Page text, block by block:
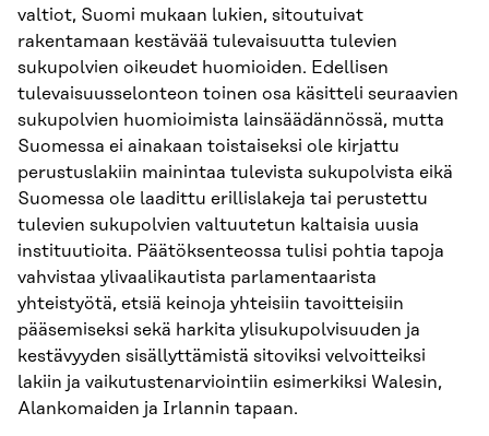
valtiot, Suomi mukaan lukien, sitoutuivat
rakentamaan kestävää tulevaisuutta tulevien
sukupolvien oikeudet huomioiden. Edellisen
tulevaisuusselonteon toinen osa käsitteli seuraavien
sukupolvien huomioimista lainsäädännössä, mutta
Suomessa ei ainakaan toistaiseksi ole kirjattu
perustuslakiin mainintaa tulevista sukupolvista eikä
Suomessa ole laadittu erillislakeja tai perustettu
tulevien sukupolvien valtuutetun kaltaisia uusia
instituutioita. Päätöksenteossa tulisi pohtia tapoja
vahvistaa ylivaalikautista parlamentaarista
yhteistyötä, etsiä keinoja yhteisiin tavoitteisiin
pääsemiseksi sekä harkita ylisukupolvisuuden ja
kestävyyden sisällyttämistä sitoviksi velvoitteiksi
lakiin ja vaikutustenarviointiin esimerkiksi Walesin,
Alankomaiden ja Irlannin tapaan.